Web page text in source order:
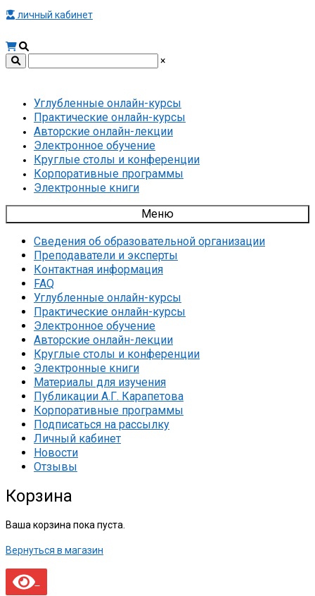
личный кабинет
×
Углубленные онлайн-курсы
Практические онлайн-курсы
Авторские онлайн-лекции
Электронное обучение
Круглые столы и конференции
Корпоративные программы
Электронные книги
Меню
Сведения об образовательной организации
Преподаватели и эксперты
Контактная информация
FAQ
Углубленные онлайн-курсы
Практические онлайн-курсы
Электронное обучение
Авторские онлайн-лекции
Круглые столы и конференции
Электронные книги
Материалы для изучения
Публикации А.Г. Карапетова
Корпоративные программы
Подписаться на рассылку
Личный кабинет
Новости
Отзывы
Корзина
Ваша корзина пока пуста.
Вернуться в магазин